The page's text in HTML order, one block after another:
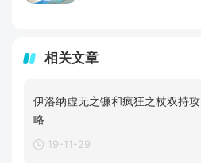
相关文章
伊洛纳虚无之镰和疯狂之杖双持攻
略
19-11-29